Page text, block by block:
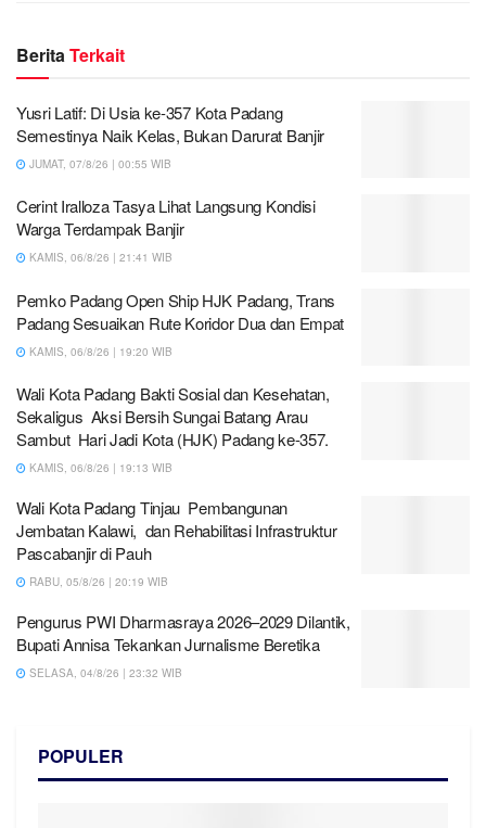
Berita Terkait
Yusri Latif: Di Usia ke-357 Kota Padang
Semestinya Naik Kelas, Bukan Darurat Banjir
JUMAT, 07/8/26 | 00:55 WIB
Cerint Iralloza Tasya Lihat Langsung Kondisi
Warga Terdampak Banjir
KAMIS, 06/8/26 | 21:41 WIB
Pemko Padang Open Ship HJK Padang, Trans
Padang Sesuaikan Rute Koridor Dua dan Empat
KAMIS, 06/8/26 | 19:20 WIB
Wali Kota Padang Bakti Sosial dan Kesehatan,
Sekaligus Aksi Bersih Sungai Batang Arau
Sambut Hari Jadi Kota (HJK) Padang ke-357.
KAMIS, 06/8/26 | 19:13 WIB
Wali Kota Padang Tinjau Pembangunan
Jembatan Kalawi, dan Rehabilitasi Infrastruktur
Pascabanjir di Pauh
RABU, 05/8/26 | 20:19 WIB
Pengurus PWI Dharmasraya 2026–2029 Dilantik,
Bupati Annisa Tekankan Jurnalisme Beretika
SELASA, 04/8/26 | 23:32 WIB
POPULER